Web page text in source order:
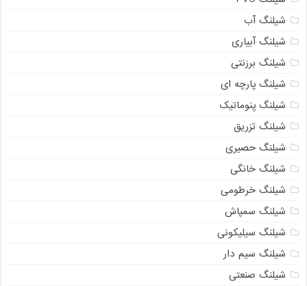
شیلنگ آب
شیلنگ آبیاری
شیلنگ برزنتی
شیلنگ پارچه ای
شیلنگ پنوماتیک
شیلنگ تزریق
شیلنگ حصیری
شیلنگ خانگی
شیلنگ خرطومی
شیلنگ سمپاش
شیلنگ سیلیکونی
شیلنگ سیم دار
شیلنگ صنعتی